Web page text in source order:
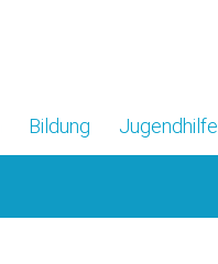
Bildung Jugendhilfe